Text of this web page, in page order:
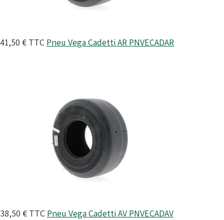
41,50 € TTC Pneu Vega Cadetti AR PNVECADAR
38,50 € TTC Pneu Vega Cadetti AV PNVECADAV